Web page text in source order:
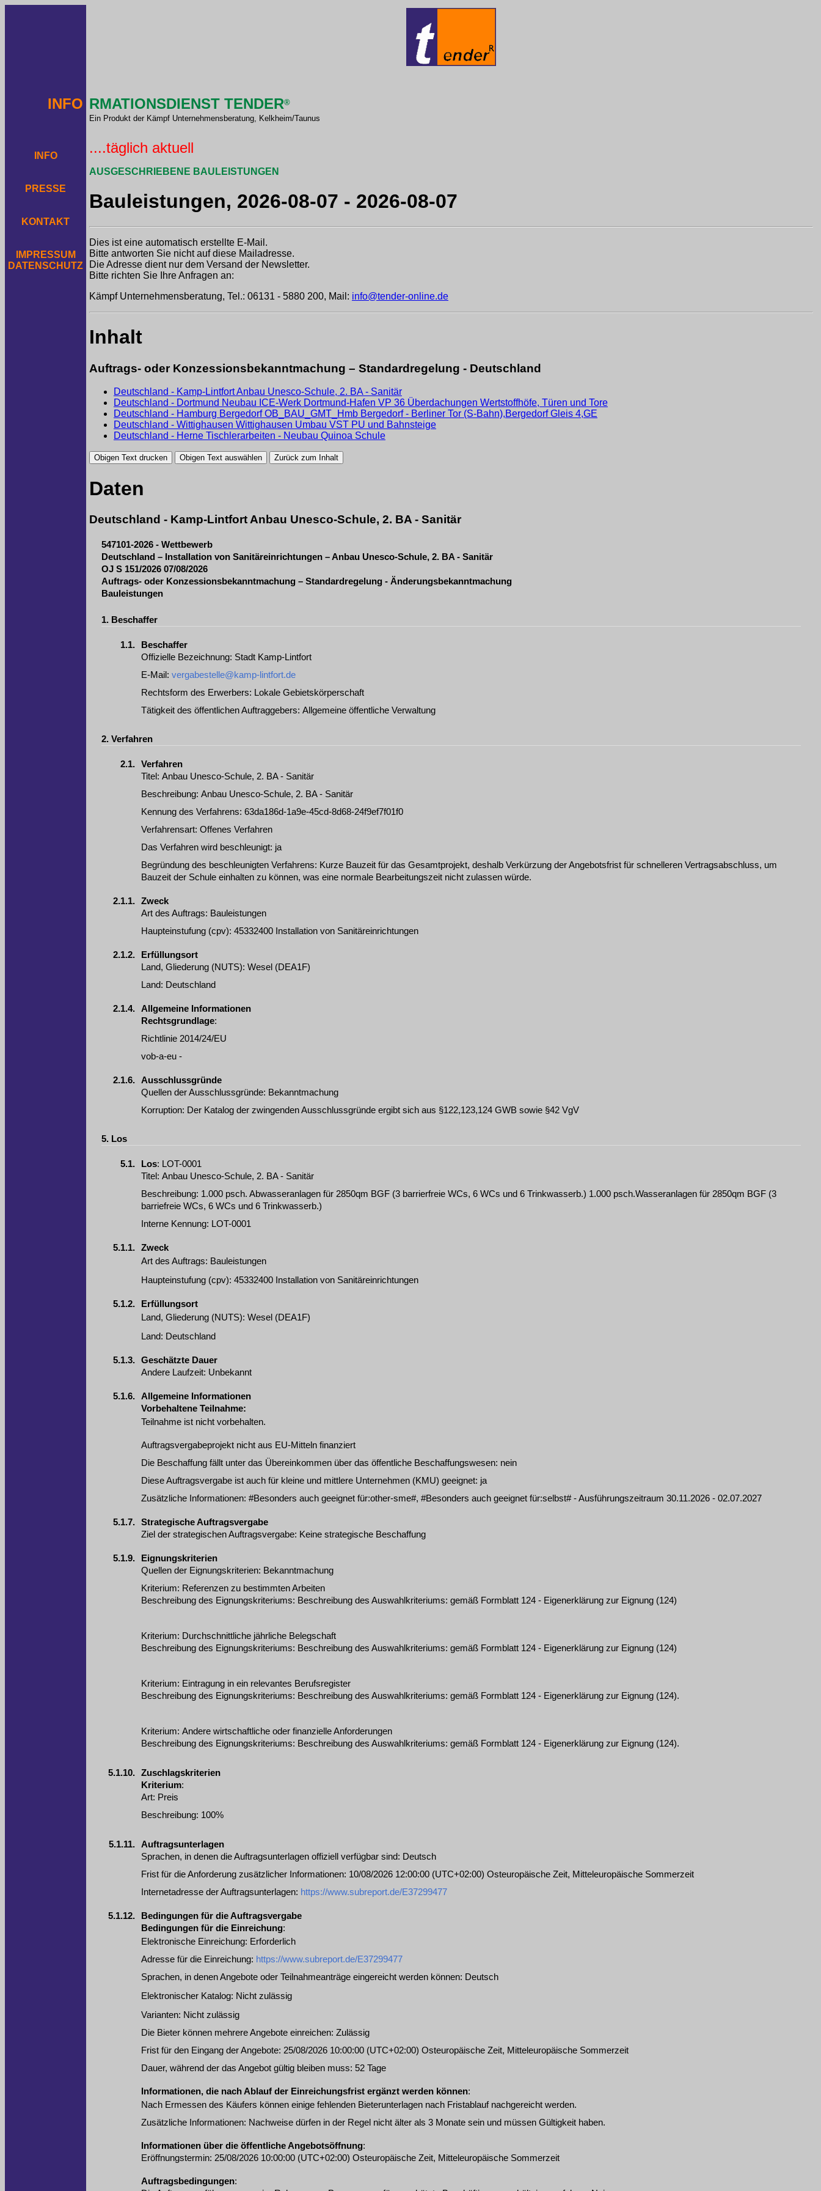
INFO RMATIONSDIENST TENDER®
Ein Produkt der Kämpf Unternehmensberatung, Kelkheim/Taunus
INFO
PRESSE
KONTAKT
IMPRESSUM
DATENSCHUTZ
....täglich aktuell
AUSGESCHRIEBENE BAULEISTUNGEN
Bauleistungen, 2026-08-07 - 2026-08-07
Dies ist eine automatisch erstellte E-Mail.
Bitte antworten Sie nicht auf diese Mailadresse.
Die Adresse dient nur dem Versand der Newsletter.
Bitte richten Sie Ihre Anfragen an:
Kämpf Unternehmensberatung, Tel.: 06131 - 5880 200, Mail: info@tender-online.de
Inhalt
Auftrags- oder Konzessionsbekanntmachung – Standardregelung - Deutschland
Deutschland - Kamp-Lintfort Anbau Unesco-Schule, 2. BA - Sanitär
Deutschland - Dortmund Neubau ICE-Werk Dortmund-Hafen VP 36 Überdachungen Wertstoffhöfe, Türen und Tore
Deutschland - Hamburg Bergedorf OB_BAU_GMT_Hmb Bergedorf - Berliner Tor (S-Bahn),Bergedorf Gleis 4,GE
Deutschland - Wittighausen Wittighausen Umbau VST PU und Bahnsteige
Deutschland - Herne Tischlerarbeiten - Neubau Quinoa Schule
Daten
Deutschland - Kamp-Lintfort Anbau Unesco-Schule, 2. BA - Sanitär
547101-2026 - Wettbewerb
Deutschland – Installation von Sanitäreinrichtungen – Anbau Unesco-Schule, 2. BA - Sanitär
OJ S 151/2026 07/08/2026
Auftrags- oder Konzessionsbekanntmachung – Standardregelung - Änderungsbekanntmachung
Bauleistungen
1. Beschaffer
1.1.
Beschaffer
Offizielle Bezeichnung: Stadt Kamp-Lintfort
E-Mail: vergabestelle@kamp-lintfort.de
Rechtsform des Erwerbers: Lokale Gebietskörperschaft
Tätigkeit des öffentlichen Auftraggebers: Allgemeine öffentliche Verwaltung
2. Verfahren
2.1. Verfahren
Titel: Anbau Unesco-Schule, 2. BA - Sanitär
Beschreibung: Anbau Unesco-Schule, 2. BA - Sanitär
Kennung des Verfahrens: 63da186d-1a9e-45cd-8d68-24f9ef7f01f0
Verfahrensart: Offenes Verfahren
Das Verfahren wird beschleunigt: ja
Begründung des beschleunigten Verfahrens: Kurze Bauzeit für das Gesamtprojekt, deshalb Verkürzung der Angebotsfrist für schnelleren Vertragsabschluss, um
Bauzeit der Schule einhalten zu können, was eine normale Bearbeitungszeit nicht zulassen würde.
2.1.1. Zweck
Art des Auftrags: Bauleistungen
Haupteinstufung (cpv): 45332400 Installation von Sanitäreinrichtungen
2.1.2.
Erfüllungsort
Land, Gliederung (NUTS): Wesel (DEA1F)
Land: Deutschland
2.1.4. Allgemeine Informationen
Rechtsgrundlage:
Richtlinie 2014/24/EU
vob-a-eu -
2.1.6. Ausschlussgründe
Quellen der Ausschlussgründe: Bekanntmachung
Korruption: Der Katalog der zwingenden Ausschlussgründe ergibt sich aus §122,123,124 GWB sowie §42 VgV
5. Los
5.1. Los: LOT-0001
Titel: Anbau Unesco-Schule, 2. BA - Sanitär
Beschreibung: 1.000 psch. Abwasseranlagen für 2850qm BGF (3 barrierfreie WCs, 6 WCs und 6 Trinkwasserb.) 1.000 psch.Wasseranlagen für 2850qm BGF (3
barriefreie WCs, 6 WCs und 6 Trinkwasserb.)
Interne Kennung: LOT-0001
5.1.1. Zweck
Art des Auftrags: Bauleistungen
Haupteinstufung (cpv): 45332400 Installation von Sanitäreinrichtungen
5.1.2.
Erfüllungsort
Land, Gliederung (NUTS): Wesel (DEA1F)
Land: Deutschland
5.1.3. Geschätzte Dauer
Andere Laufzeit: Unbekannt
5.1.6. Allgemeine Informationen
Vorbehaltene Teilnahme:
Teilnahme ist nicht vorbehalten.
Auftragsvergabeprojekt nicht aus EU-Mitteln finanziert
Die Beschaffung fällt unter das Übereinkommen über das öffentliche Beschaffungswesen: nein
Diese Auftragsvergabe ist auch für kleine und mittlere Unternehmen (KMU) geeignet: ja
Zusätzliche Informationen: #Besonders auch geeignet für:other-sme#, #Besonders auch geeignet für:selbst# - Ausführungszeitraum 30.11.2026 - 02.07.2027
5.1.7. Strategische Auftragsvergabe
Ziel der strategischen Auftragsvergabe: Keine strategische Beschaffung
5.1.9.
Eignungskriterien
Quellen der Eignungskriterien: Bekanntmachung
Kriterium: Referenzen zu bestimmten Arbeiten
Beschreibung des Eignungskriteriums: Beschreibung des Auswahlkriteriums: gemäß Formblatt 124 - Eigenerklärung zur Eignung (124)
Kriterium: Durchschnittliche jährliche Belegschaft
Beschreibung des Eignungskriteriums: Beschreibung des Auswahlkriteriums: gemäß Formblatt 124 - Eigenerklärung zur Eignung (124)
Kriterium: Eintragung in ein relevantes Berufsregister
Beschreibung des Eignungskriteriums: Beschreibung des Auswahlkriteriums: gemäß Formblatt 124 - Eigenerklärung zur Eignung (124).
Kriterium: Andere wirtschaftliche oder finanzielle Anforderungen
Beschreibung des Eignungskriteriums: Beschreibung des Auswahlkriteriums: gemäß Formblatt 124 - Eigenerklärung zur Eignung (124).
5.1.10. Zuschlagskriterien
Kriterium:
Art: Preis
Beschreibung: 100%
5.1.11. Auftragsunterlagen
Sprachen, in denen die Auftragsunterlagen offiziell verfügbar sind: Deutsch
Frist für die Anforderung zusätzlicher Informationen: 10/08/2026 12:00:00 (UTC+02:00) Osteuropäische Zeit, Mitteleuropäische Sommerzeit
Internetadresse der Auftragsunterlagen: https://www.subreport.de/E37299477
5.1.12.
Bedingungen für die Auftragsvergabe
Bedingungen für die Einreichung:
Elektronische Einreichung: Erforderlich
Adresse für die Einreichung: https://www.subreport.de/E37299477
Sprachen, in denen Angebote oder Teilnahmeanträge eingereicht werden können: Deutsch
Elektronischer Katalog: Nicht zulässig
Varianten: Nicht zulässig
Die Bieter können mehrere Angebote einreichen: Zulässig
Frist für den Eingang der Angebote: 25/08/2026 10:00:00 (UTC+02:00) Osteuropäische Zeit, Mitteleuropäische Sommerzeit
Dauer, während der das Angebot gültig bleiben muss: 52 Tage
Informationen, die nach Ablauf der Einreichungsfrist ergänzt werden können:
Nach Ermessen des Käufers können einige fehlenden Bieterunterlagen nach Fristablauf nachgereicht werden.
Zusätzliche Informationen: Nachweise dürfen in der Regel nicht älter als 3 Monate sein und müssen Gültigkeit haben.
Informationen über die öffentliche Angebotsöffnung:
Eröffnungstermin: 25/08/2026 10:00:00 (UTC+02:00) Osteuropäische Zeit, Mitteleuropäische Sommerzeit
Auftragsbedingungen: